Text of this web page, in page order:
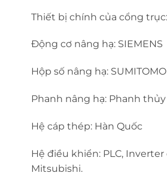
Thiết bị chính của cổng trục:
Động cơ nâng hạ: SIEMENS
Hộp số nâng hạ: SUMITOMO
Phanh nâng hạ: Phanh
Hệ cáp thép: Hàn Quốc
Hệ điều khiển: PLC, Inverter
Mitsubishi.